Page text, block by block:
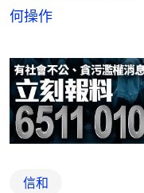
何操作
信和